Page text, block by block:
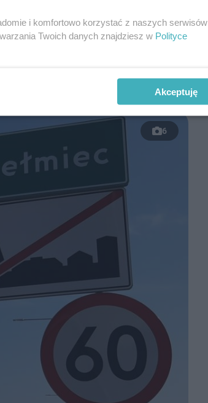
konkursu będzie 5 grudnia w
w etapie ogólnopolskim.
6
i komfortowo korzystać z naszych serwisów
Twoich danych znajdziesz w Polityce
Akceptuję